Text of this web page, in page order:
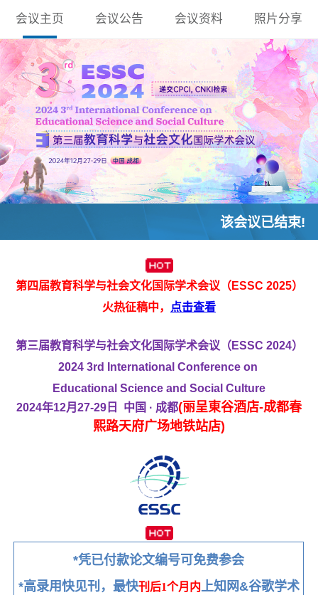
会议主页 会议公告 会议资料 照片分享
该会议已结束!
第四届教育科学与社会文化国际学术会议（ESSC 2025）
火热征稿中，
点击查看
第三届教育科学与社会文化国际学术会议（ESSC 2024）
2024 3rd International Conference on
Educational Science and Social Culture
2024年12月27-29日 中国 · 成都(丽呈東谷酒店-成都春
熙路天府广场地铁站店)
*凭已付款论文编号可免费参会
*高录用快见刊，最快刊后1个月内上知网&谷歌学术